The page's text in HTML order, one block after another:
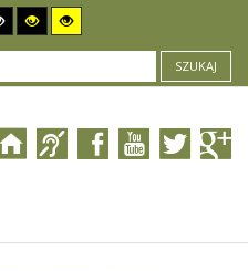
SZUKAJ
kształcenie